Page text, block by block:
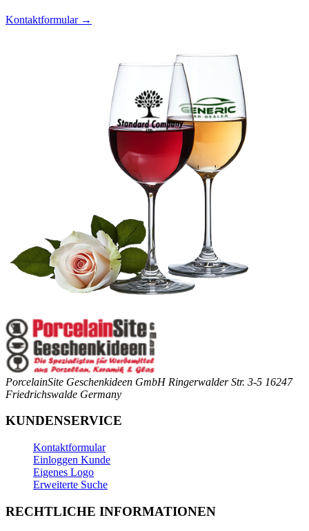
Kontaktformular →
PorcelainSite Geschenkideen GmbH Ringerwalder Str. 3-5 16247
Friedrichswalde Germany
KUNDENSERVICE
Kontaktformular
Einloggen Kunde
Eigenes Logo
Erweiterte Suche
RECHTLICHE INFORMATIONEN